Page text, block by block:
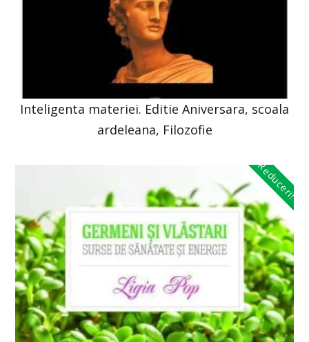
Inteligenta materiei. Editie Aniversara, scoala
ardeleana, Filozofie
Reduceri!